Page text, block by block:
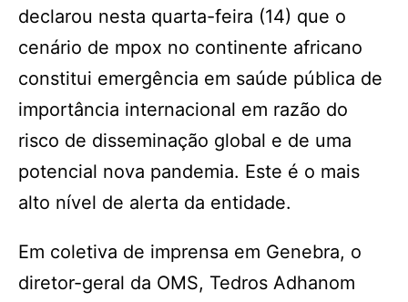
declarou nesta quarta-feira (14) que o
cenário de mpox no continente africano
constitui emergência em saúde pública de
importância internacional em razão do
risco de disseminação global e de uma
potencial nova pandemia. Este é o mais
alto nível de alerta da entidade.
Em coletiva de imprensa em Genebra, o
diretor-geral da OMS, Tedros Adhanom